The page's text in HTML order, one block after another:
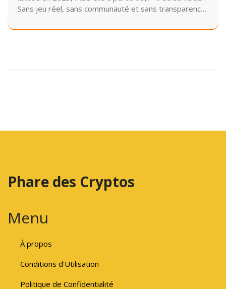
Sans jeu réel, sans communauté et sans transparence,
Phare des Cryptos
Menu
À propos
Conditions d'Utilisation
Politique de Confidentialité